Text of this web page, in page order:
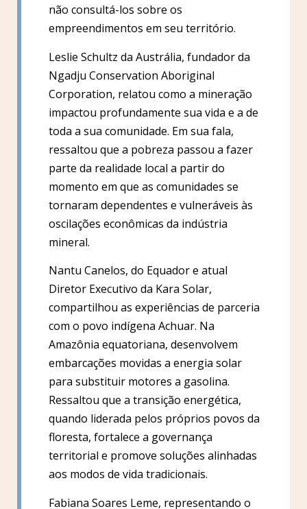
não consultá-los sobre os
empreendimentos em seu território.
Leslie Schultz da Austrália, fundador da
Ngadju Conservation Aboriginal
Corporation, relatou como a mineração
impactou profundamente sua vida e a de
toda a sua comunidade. Em sua fala,
ressaltou que a pobreza passou a fazer
parte da realidade local a partir do
momento em que as comunidades se
tornaram dependentes e vulneráveis às
oscilações econômicas da indústria
mineral.
Nantu Canelos, do Equador e atual
Diretor Executivo da Kara Solar,
compartilhou as experiências de parceria
com o povo indígena Achuar. Na
Amazônia equatoriana, desenvolvem
embarcações movidas a energia solar
para substituir motores a gasolina.
Ressaltou que a transição energética,
quando liderada pelos próprios povos da
floresta, fortalece a governança
territorial e promove soluções alinhadas
aos modos de vida tradicionais.
Fabiana Soares Leme, representando o